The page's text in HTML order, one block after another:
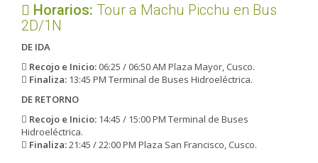
Horarios: Tour a Machu Picchu en Bus
2D/1N
DE IDA
Recojo e Inicio: 06:25 / 06:50 AM Plaza Mayor, Cusco.
Finaliza: 13:45 PM Terminal de Buses Hidroeléctrica.
DE RETORNO
Recojo e Inicio: 14:45 / 15:00 PM Terminal de Buses
Hidroeléctrica.
Finaliza:21:45 / 22:00 PM Plaza San Francisco, Cusco.